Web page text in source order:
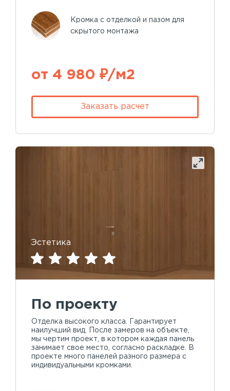
Кромка с отделкой и пазом для
скрытого монтажа
от 4 980 ₽/м2
Заказать расчет
Эстетика
По проекту
Отделка высокого класса. Гарантирует
наилучший вид. После замеров на объекте,
мы чертим проект, в котором каждая панель
занимает свое место, согласно раскладке. В
проекте много панелей разного размера с
индивидуальными кромками.